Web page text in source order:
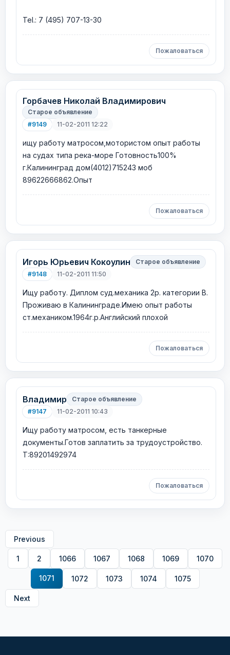
Tel.: 7 (495) 707-13-30
Пожаловаться
Горбачев Николай Владимирович
Старое объявление
#9149
11-02-2011 12:22
ищу работу матросом,мотористом опыт работы
на судах типа река-море Готовность100%
г.Калининград дом(4012)715243 моб
89622666862.Опыт
Пожаловаться
Игорь Юрьевич Кокоулин
Старое объявление
#9148
11-02-2011 11:50
Ищу работу. Диплом суд.механика 2р. категории В.
Проживаю в Калининграде.Имею опыт работы
ст.механиком.1964г.р.Английский плохой
Пожаловаться
Владимир
Старое объявление
#9147
11-02-2011 10:43
Ищу работу матросом, есть танкерные
документы.Готов заплатить за трудоустройство.
Т:89201492974
Пожаловаться
Previous
1 2 1066 1067 1068 1069 1070
1071 1072 1073 1074 1075
Next